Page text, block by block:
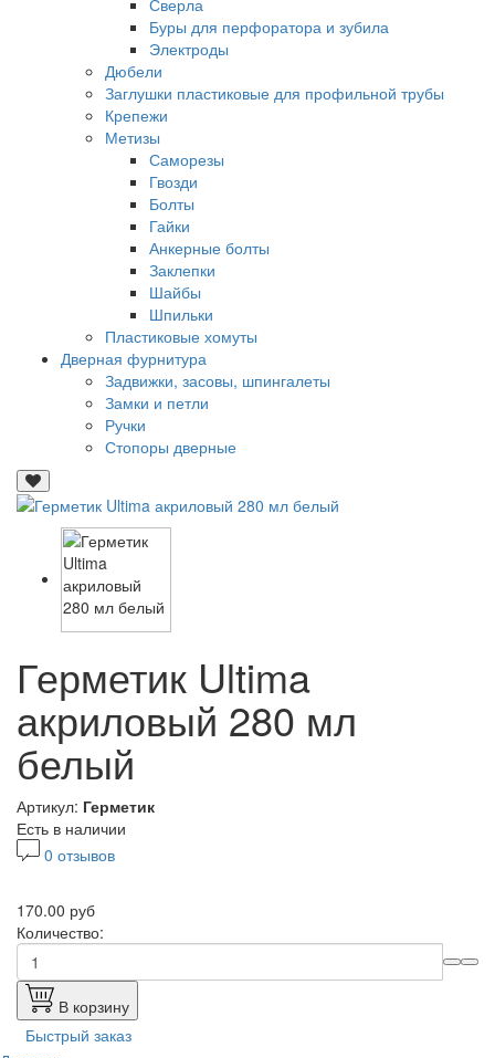
Сверла
Буры для перфоратора и зубила
Электроды
Дюбели
Заглушки пластиковые для профильной трубы
Крепежи
Метизы
Саморезы
Гвозди
Болты
Гайки
Анкерные болты
Заклепки
Шайбы
Шпильки
Пластиковые хомуты
Дверная фурнитура
Задвижки, засовы, шпингалеты
Замки и петли
Ручки
Стопоры дверные
Герметик Ultima
акриловый 280 мл
белый
Артикул: Герметик
Есть в наличии
0 отзывов
170.00 руб
Количество:
В корзину
Быстрый заказ